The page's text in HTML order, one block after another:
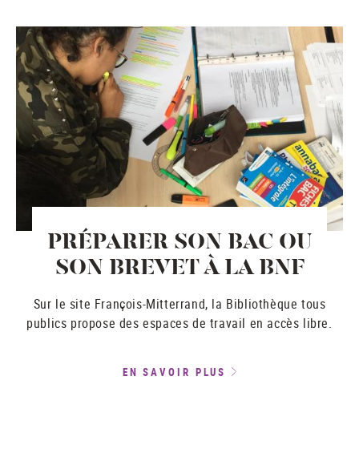
PRÉPARER SON BAC OU
SON BREVET À LA BNF
Sur le site François-Mitterrand, la Bibliothèque tous
publics propose des espaces de travail en accès libre.
EN SAVOIR PLUS